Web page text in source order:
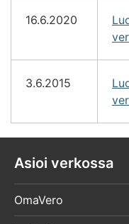
16.6.2020
3.6.2015
Asioi verkossa
OmaVero